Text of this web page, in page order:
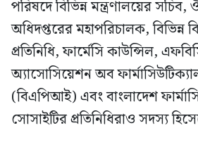
পরিষদে বিভিন্ন মন্ত্রণালয়ের
অধিদপ্তরের মহাপরিচালক, বিভিন্ন
প্রতিনিধি, ফার্মেসি কাউন্সিল,
অ্যাসোসিয়েশন অব ফার্মাসিউটিক্যাল
(বিএপিআই) এবং বাংলাদেশ
সোসাইটির প্রতিনিধিরাও সদস্য